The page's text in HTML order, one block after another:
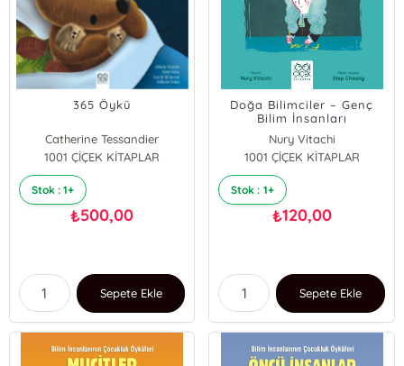
365 Öykü
Catherine Tessandier
1001 ÇİÇEK KİTAPLAR
Stok : 1+
₺500,00
Sepete Ekle
Doğa Bilimciler – Genç
Bilim İnsanları
Nury Vitachi
1001 ÇİÇEK KİTAPLAR
Stok : 1+
₺120,00
Sepete Ekle